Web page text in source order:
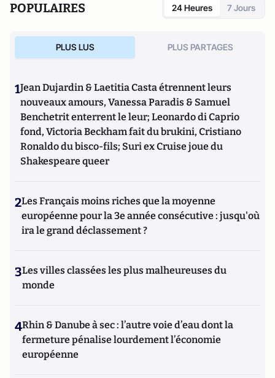
POPULAIRES 24 Heures 7 Jours
PLUS LUS PLUS PARTAGES
1Jean Dujardin & Laetitia Casta étrennent leurs
nouveaux amours, Vanessa Paradis & Samuel
Benchetrit enterrent le leur; Leonardo di Caprio
fond, Victoria Beckham fait du brukini, Cristiano
Ronaldo du bisco-fils; Suri ex Cruise joue du
Shakespeare queer
2Les Français moins riches que la moyenne
européenne pour la 3e année consécutive : jusqu'où
ira le grand déclassement ?
3Les villes classées les plus malheureuses du
monde
4Rhin & Danube à sec : l’autre voie d’eau dont la
fermeture pénalise lourdement l’économie
européenne